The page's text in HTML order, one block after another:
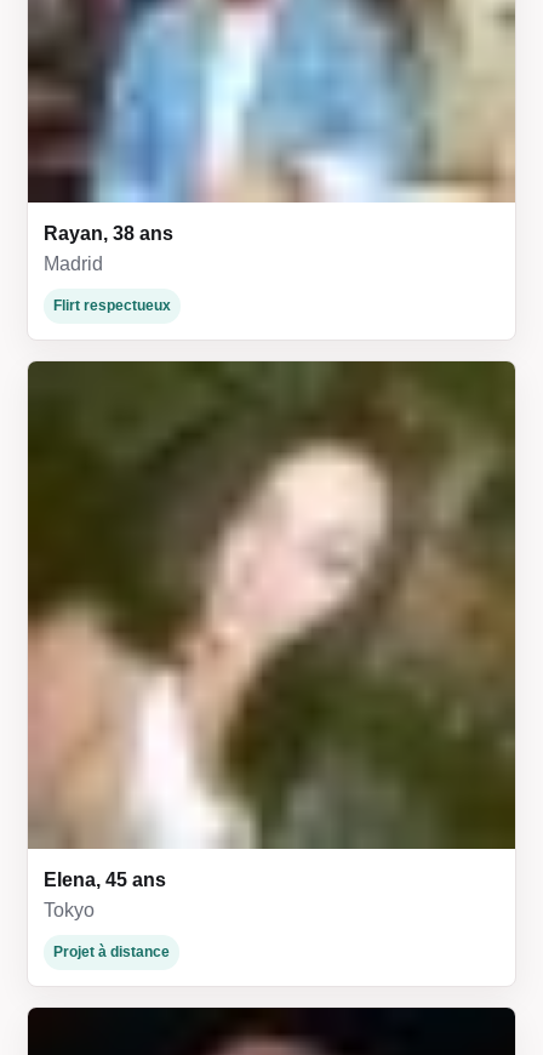
Rayan, 38 ans
Madrid
Flirt respectueux
Elena, 45 ans
Tokyo
Projet à distance